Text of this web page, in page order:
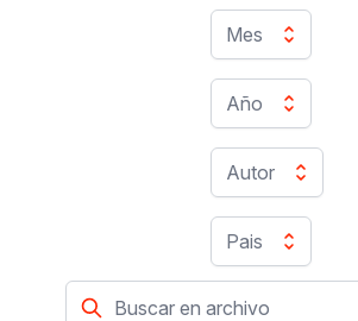
Mes
Año
Autor
Pais